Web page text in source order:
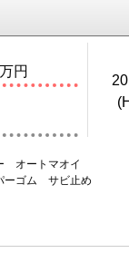
万円
オートマオイ
ゴム サビ止め